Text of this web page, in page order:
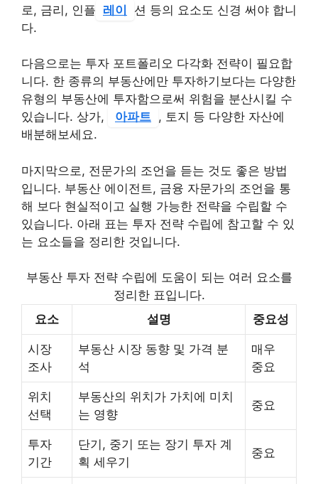
로, 금리, 인플 레이
션 등의 요소도 신경 써야 합니
다.
다음으로는 투자 포트폴리오 다각화 전략이 필요합
니다. 한 종류의 부동산에만 투자하기보다는 다양한
유형의 부동산에 투자함으로써 위험을 분산시킬 수
있습니다. 상가,
아파트 , 토지 등 다양한 자산에
배분해보세요.
마지막으로, 전문가의 조언을 듣는 것도 좋은 방법
입니다. 부동산 에이전트, 금융 자문가의 조언을 통
해 보다 현실적이고 실행 가능한 전략을 수립할 수
있습니다. 아래 표는 투자 전략 수립에 참고할 수 있
는 요소들을 정리한 것입니다.
부동산 투자 전략 수립에 도움이 되는 여러 요소를
정리한 표입니다.
요소
설명 중요성
시장
조사
부동산 시장 동향 및 가격 분
석
매우
중요
위치
선택
부동산의 위치가 가치에 미치
는 영향
중요
투자
기간
단기, 중기 또는 장기 투자 계
획 세우기
중요